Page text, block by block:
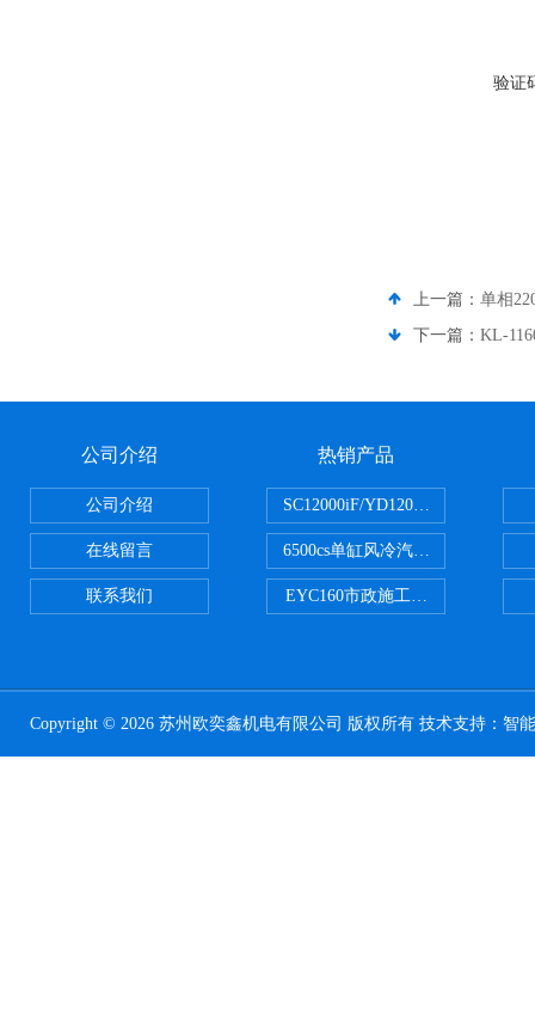
验证
上一篇： 单相
下一篇： KL-
公司介绍
公司介绍
在线留言
联系我们
热销产品
SC12000iF/YD12000大疆T30用
6500cs单缸风冷汽油发电机小型
EYC160市政施工用路面切割机配
Copyright © 2026 苏州欧奕鑫机电有限公司 版权所有 技术支持： 智